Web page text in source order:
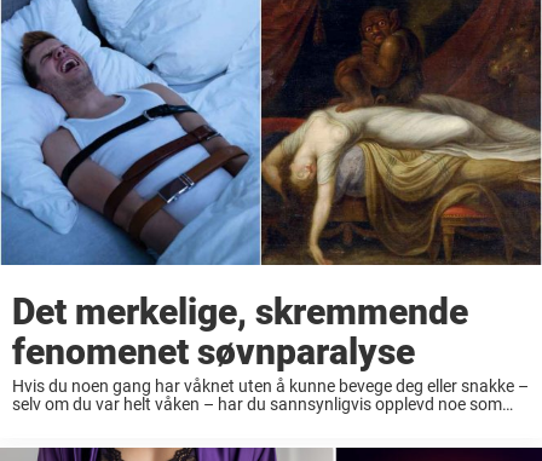
Det merkelige, skremmende
fenomenet søvnparalyse
Hvis du noen gang har våknet uten å kunne bevege deg eller snakke –
selv om du var helt våken – har du sannsynligvis opplevd noe som